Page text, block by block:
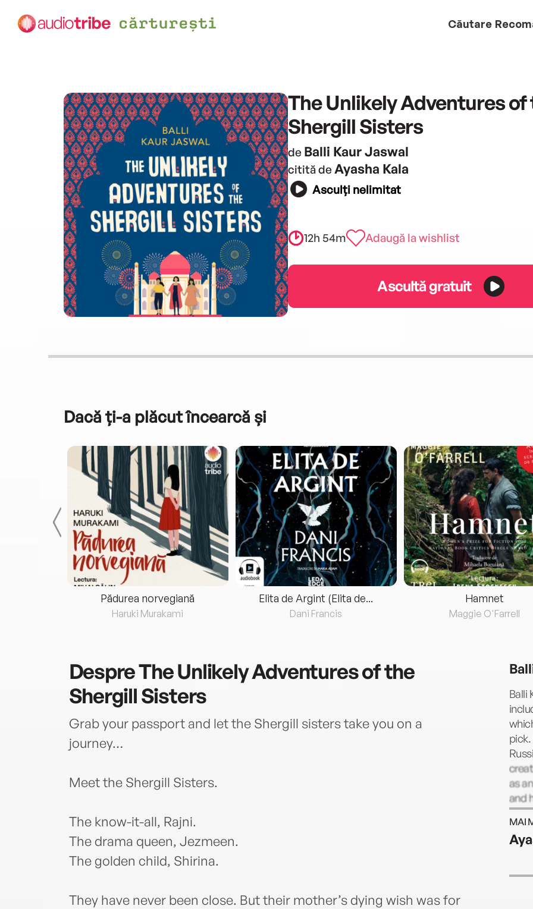
Căutare
The Unlikely Adventures of
Shergill Sisters
de Balli Kaur Jaswal
citită de Ayasha Kala
Asculți nelimitat
12h 54m Adaugă la wishlist
Ascultă gratuit
Dacă ți-a plăcut încearcă și
Pădurea norvegiană
Haruki Murakami
Elita de Argint (Elita de...
Dani Francis
Hamnet
Maggie O'Farrell
DespreThe Unlikely Adventures of the
Shergill Sisters
Grab your passport and let the Shergill sisters take you on a
journey…
Meet the Shergill Sisters.
The know-it-all, Rajni.
The drama queen, Jezmeen.
The golden child, Shirina.
They have never been close. But their mother’s dying wish was for
Balli
as
and
She
son.
MAI